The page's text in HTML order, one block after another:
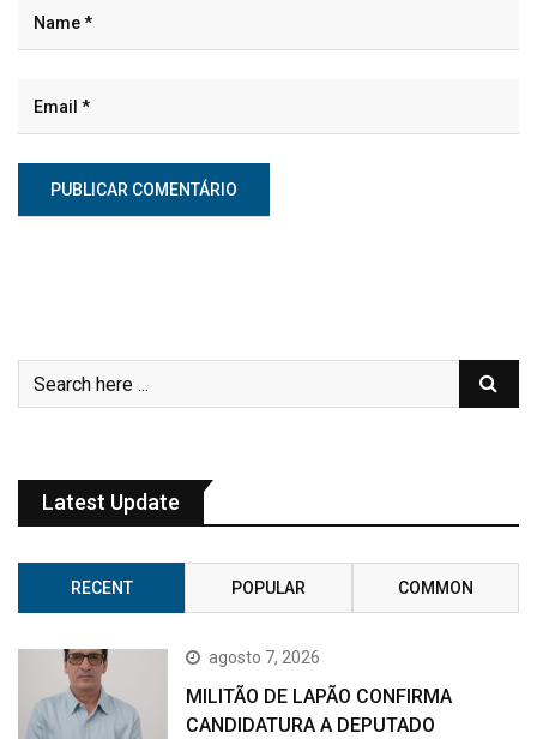
Latest Update
RECENT POPULAR COMMON
agosto 7, 2026
MILITÃO DE LAPÃO CONFIRMA
CANDIDATURA A DEPUTADO